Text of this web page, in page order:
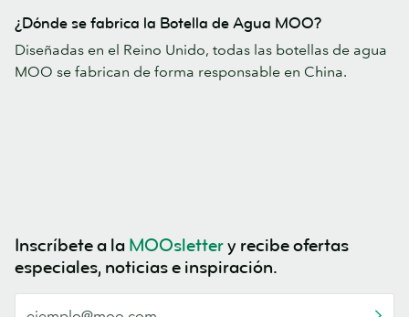
¿Dónde se fabrica la Botella de Agua MOO?
Diseñadas en el Reino Unido, todas las botellas de agua
MOO se fabrican de forma responsable en China.
Inscríbete a la MOOslettery recibe ofertas
especiales, noticias e inspiración.